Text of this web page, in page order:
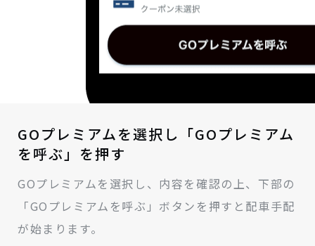
GOプレミアムを選択し「GOプレミアム
を呼ぶ」を押す
GOプレミアムを選択し、内容を確認の上、下部の
「GOプレミアムを呼ぶ」ボタンを押すと配車手配
が始まります。